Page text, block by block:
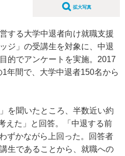
拡大写真
する大学中退者向け就職支援
ジ」の受講生を対象に、中退
的でアンケートを実施。2017
年間で、大学中退者150名から
を聞いたところ、半数近い約
えた」と回答。「中退する前
ずかながら上回った。回答者
生であることから、就職への